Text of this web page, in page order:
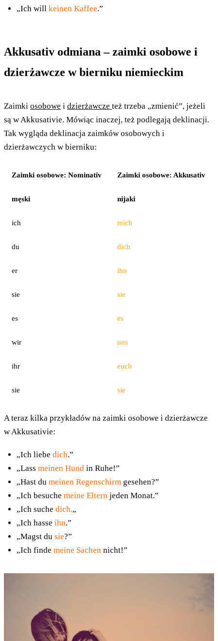
„Ich will keinen Kaffee.”
Akkusativ odmiana – zaimki osobowe i
dzierżawcze w bierniku niemieckim
Zaimki osobowe i dzierżawcze też trzeba „zmienić”, jeżeli
są w Akkusativie. Mówiąc inaczej, też podlegają deklinacji.
Tak wygląda deklinacja zaimków osobowych i
dzierżawczych w bierniku:
Zaimki osobowe: Nominativ Zaimki osobowe: Akkusativ
męski nijaki
ich mich
du dich
er ihn
sie sie
es es
wir uns
ihr euch
sie sie
A teraz kilka przykładów na zaimki osobowe i dzierżawcze
w Akkusativie:
„Ich liebe dich.”
„Lass meinen Hund in Ruhe!”
„Hast du meinen Regenschirm gesehen?”
„Ich besuche meine Eltern jeden Monat.”
„Ich suche dich.„
„Ich hasse ihn.”
„Magst du sie?”
„Ich finde meine Sachen nicht!”